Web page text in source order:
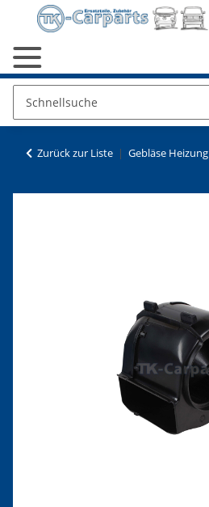
Zurück zur Liste Gebläse Heizung